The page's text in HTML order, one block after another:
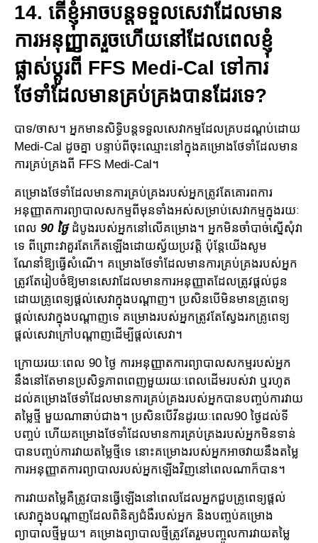
14. តើខ្ញុំអាចបន្តទទួលសេវាដែលមាន
ការអនុញ្ញាតរួចហើយនៅ​ដែល​ពេល​ខ្ញុំ
ផ្លាស់ប្តូរពី FFS Medi-Cal ទៅ​ការ
ថែទាំដែលមាន​គ្រប់​គ្រង​បាន​ដែរ​ទេ?
បាទ/ចាស។ អ្នកមានសិទ្ធិបន្តទទួលសេវាកម្មដែលគ្របដណ្តប់ដោយ
Medi-Cal ដូចគ្នា បន្ទាប់​ពី​ចុះ​ឈ្មោះ​នៅ​ក្នុងគម្រោង​ថែទាំដែលមាន
ការ​គ្រប់គ្រងពី FFS Medi-Cal។
គម្រោងថែទាំដែលមានការគ្រប់គ្រងរបស់អ្នកត្រូវតែគោរពការ
អនុញ្ញាតការព្យាបាលសកម្មពីមុនទាំងអស់សម្រាប់​សេវាកម្ម​ក្នុង​រយៈ​
ពេល 90 ថ្ងៃដំបូងរបស់អ្នកនៅលើគម្រោង។ អ្នកមិនចាំបាច់ស្នើសុំវា
ទេ ពី​ព្រោះ​វា​គួ​រតែកើតឡើងដោយស្វ័យប្រវត្តិ ប៉ុន្តែយើងសូម
ណែនាំឱ្យធ្វើសំណើ។ គម្រោង​ថែទាំ​ដែល​មាន​ការ​គ្រប់​គ្រង​របស់អ្នក
ត្រូវតែរៀបចំឱ្យមានសេវាដែលមានការអនុញ្ញាតដែល​ត្រូវ​ផ្តល់​ជូន​
ដោយ​គ្រូពេទ្យ​ផ្តល់​សេវា​ក្នុង​បណ្តាញ។ ប្រសិនបើមិនមានគ្រូពេទ្យ
ផ្តល់សេវាក្នុងបណ្តាញទេ គម្រោង​របស់​អ្នក​ត្រូវ​តែ​ស្វែង​រក​គ្រូ​ពេទ្យ​​
ផ្តល់​សេវាក្រៅបណ្តាញដើម្បីផ្តល់សេវា។
ក្រោយ​រយៈពេល 90 ថ្ងៃ ការអនុញ្ញាតការព្យាបាលសកម្មរបស់អ្នក​​
នឹងនៅ​តែមានប្រសិទ្ធភាពពេញ​មួយ​រយៈ​​ពេលដើមរបស់វា ឬរហូត
ដល់គម្រោង​ថែទាំដែលមានការគ្រប់គ្រងរបស់អ្នកបានបញ្ចប់ការវាយ
តម្លៃថ្មី មួយ​ណាឆាប់ជាង។ ប្រសិនបើវីនដូរយៈពេល90 ថ្ងៃដល់ទី
បញ្ចប់ ហើយគម្រោង​ថែទាំដែលមានការ​គ្រប់​គ្រង​របស់អ្នកមិនទាន់
បានបញ្ចប់ការវាយតម្លៃថ្មីទេ នោះគម្រោង​របស់អ្នកអាចវាយនឹង​តម្លៃ​
កា​រ​អនុ​ញ្ញាត​ការ​ព្យាបាល​របស់អ្នកឡើងវិញនៅពេលណាក៏បាន។
ការវាយតម្លៃគឺត្រូវបានធ្វើឡើងនៅពេលដែលអ្នកជួប​គ្រូពេទ្យ​ផ្តល់​
សេវាក្នុងបណ្តាញដែល​ពិនិត្យ​ជំងឺ​រប​ស់​អ្នក​ និងបញ្ចប់គម្រោង​
ព្យាបាលថ្មីមួយ។ គម្រោងព្យាបាលថ្មីត្រូវតែរួមបញ្ចូល​ការវាយ​តម្លៃ